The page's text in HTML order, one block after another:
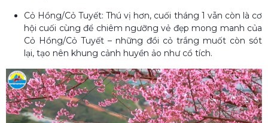
Cỏ Hồng/Cỏ Tuyết: Thú vị hơn, cuối tháng 1 vẫn còn là cơ
hội cuối cùng để chiêm ngưỡng vẻ đẹp mong manh của
Cỏ Hồng/Cỏ Tuyết – những đồi cỏ trắng muốt còn sót
lại, tạo nên khung cảnh huyền ảo như cổ tích.